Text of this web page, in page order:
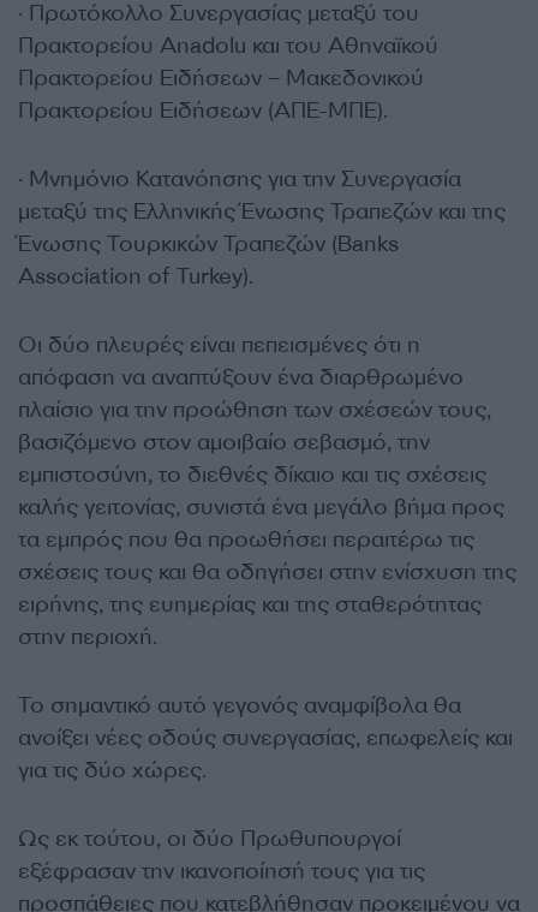
· Πρωτόκολλο Συνεργασίας μεταξύ του
Πρακτορείου Anadolu και του Αθηναϊκού
Πρακτορείου Ειδήσεων – Μακεδονικού
Πρακτορείου Ειδήσεων (ΑΠΕ-ΜΠΕ).
· Μνημόνιο Κατανόησης για την Συνεργασία
μεταξύ της Ελληνικής Ένωσης Τραπεζών και της
Ένωσης Τουρκικών Τραπεζών (Banks
Association of Turkey).
Οι δύο πλευρές είναι πεπεισμένες ότι η
απόφαση να αναπτύξουν ένα διαρθρωμένο
πλαίσιο για την προώθηση των σχέσεών τους,
βασιζόμενο στον αμοιβαίο σεβασμό, την
εμπιστοσύνη, το διεθνές δίκαιο και τις σχέσεις
καλής γειτονίας, συνιστά ένα μεγάλο βήμα προς
τα εμπρός που θα προωθήσει περαιτέρω τις
σχέσεις τους και θα οδηγήσει στην ενίσχυση της
ειρήνης, της ευημερίας και της σταθερότητας
στην περιοχή.
Το σημαντικό αυτό γεγονός αναμφίβολα θα
ανοίξει νέες οδούς συνεργασίας, επωφελείς και
για τις δύο χώρες.
Ως εκ τούτου, οι δύο Πρωθυπουργοί
εξέφρασαν την ικανοποίησή τους για τις
προσπάθειες που κατεβλήθησαν προκειμένου να